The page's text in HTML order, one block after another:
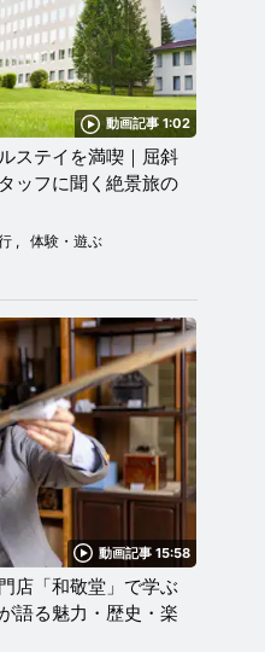
動画記事 1:02
ステイを満喫｜屈斜
ッフに聞く絶景旅の
体験・遊ぶ
動画記事 15:58
店「和敬堂」で学ぶ
語る魅力・歴史・楽